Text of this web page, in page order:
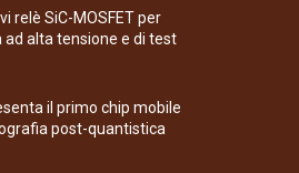
relè SiC-MOSFET per
alta tensione e di test
il primo chip mobile
post-quantistica